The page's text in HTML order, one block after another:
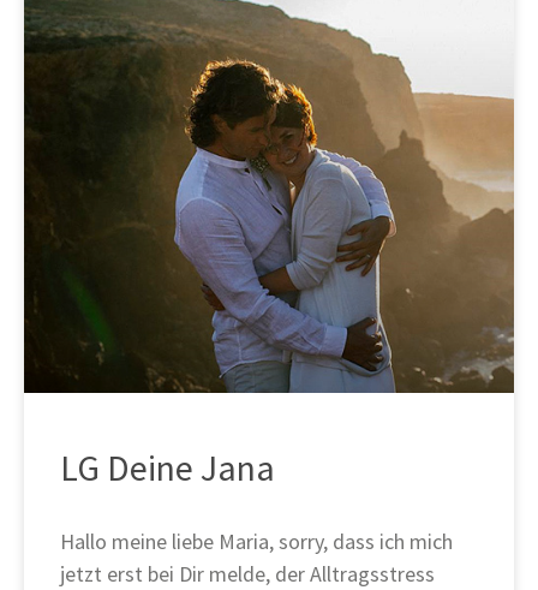
LG Deine Jana
Hallo meine liebe Maria, sorry, dass ich mich
jetzt erst bei Dir melde, der Alltragsstress